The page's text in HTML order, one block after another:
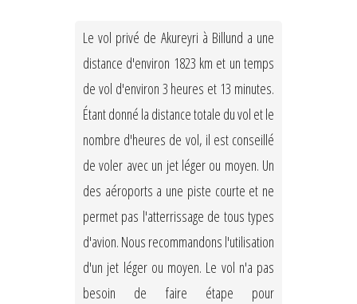
Le vol privé de Akureyri à Billund a une
distance d'environ 1823 km et un temps
de vol d'environ 3 heures et 13 minutes.
Étant donné la distance totale du vol et le
nombre d'heures de vol, il est conseillé
de voler avec un jet léger ou moyen. Un
des aéroports a une piste courte et ne
permet pas l'atterrissage de tous types
d'avion. Nous recommandons l'utilisation
d'un jet léger ou moyen. Le vol n'a pas
besoin de faire étape pour